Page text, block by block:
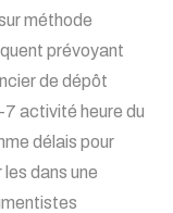
méthode
prévoyant
de dépôt
activité heure du
délais pour
dans une